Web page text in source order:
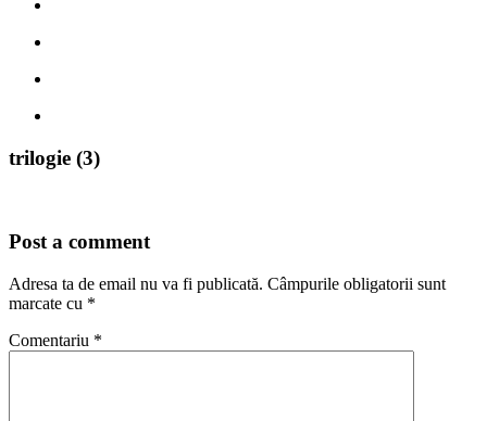
trilogie (3)
Post a comment
Adresa ta de email nu va fi publicată. Câmpurile obligatorii sunt
marcate cu *
Comentariu *